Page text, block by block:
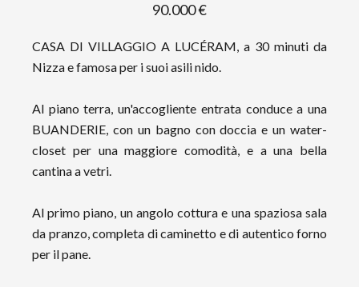
90.000 €
CASA DI VILLAGGIO A LUCÉRAM, a 30 minuti da
Nizza e famosa per i suoi asili nido.
Al piano terra, un'accogliente entrata conduce a una
BUANDERIE, con un bagno con doccia e un water-
closet per una maggiore comodità, e a una bella
cantina a vetri.
Al primo piano, un angolo cottura e una spaziosa sala
da pranzo, completa di caminetto e di autentico forno
per il pane.